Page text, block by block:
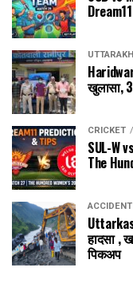
खुलासा, 3
CRICKET
SUL-W
The
ACCIDENT
हादसा ,
पिकअप